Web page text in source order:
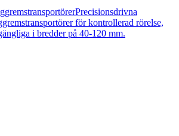
Precisionsdrivna
för kontrollerad rörelse,
i bredder på 40-120 mm.